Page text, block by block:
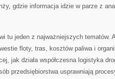
gdzie informacja idzie w parze z
tu jeden z najważniejszych tematów.
floty, tras, kosztów paliwa i
jak działa współczesna logistyka
przedsiębiorstwa usprawniają